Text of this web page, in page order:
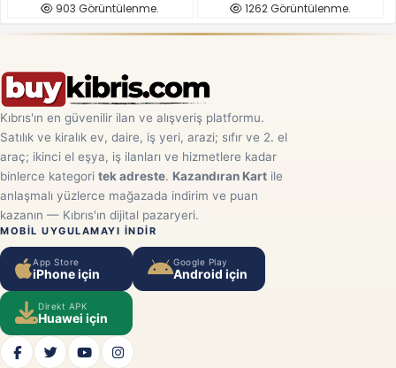
903 Görüntülenme.
1262 Görüntülenme.
Kıbrıs'ın en güvenilir ilan ve alışveriş platformu.
Satılık ve kiralık ev, daire, iş yeri, arazi; sıfır ve 2. el
araç; ikinci el eşya, iş ilanları ve hizmetlere kadar
binlerce kategori tek adreste. Kazandıran Kart ile
anlaşmalı yüzlerce mağazada indirim ve puan
kazanın — Kıbrıs'ın dijital pazaryeri.
MOBIL UYGULAMAYI INDIR
App Store
iPhone için
Google Play
Android için
Direkt APK
Huawei için